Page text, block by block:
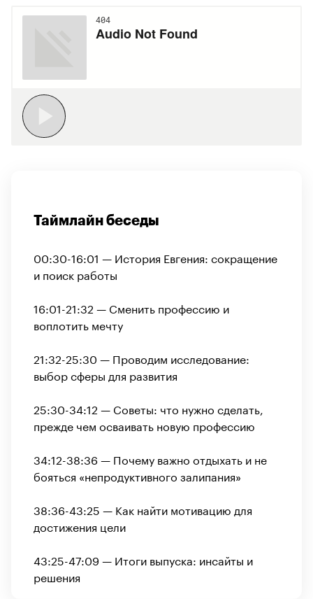
Таймлайн беседы
00:30-16:01 — История Евгения: сокращение
и поиск работы
16:01-21:32 — Сменить профессию и
воплотить мечту
21:32-25:30 — Проводим исследование:
выбор сферы для развития
25:30-34:12 — Советы: что нужно сделать,
прежде чем осваивать новую профессию
34:12-38:36 — Почему важно отдыхать и не
бояться «‎непродуктивного залипания»
38:36-43:25 — Как найти мотивацию для
достижения цели
43:25-47:09 — Итоги выпуска: инсайты и
решения